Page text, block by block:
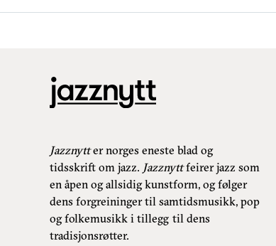
Jazznytter norges eneste blad og
tidsskrift om jazz. Jazznyttfeirer jazz som
en åpen og allsidig kunstform, og følger
dens forgreininger til samtidsmusikk, pop
og folkemusikk i tillegg til dens
tradisjonsrøtter.